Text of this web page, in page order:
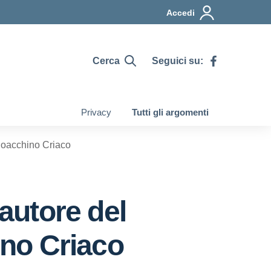
Accedi
Cerca Seguici su:
Privacy Tutti gli argomenti
Criaco
del
Criaco